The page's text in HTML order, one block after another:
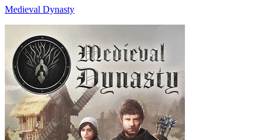
Medieval Dynasty